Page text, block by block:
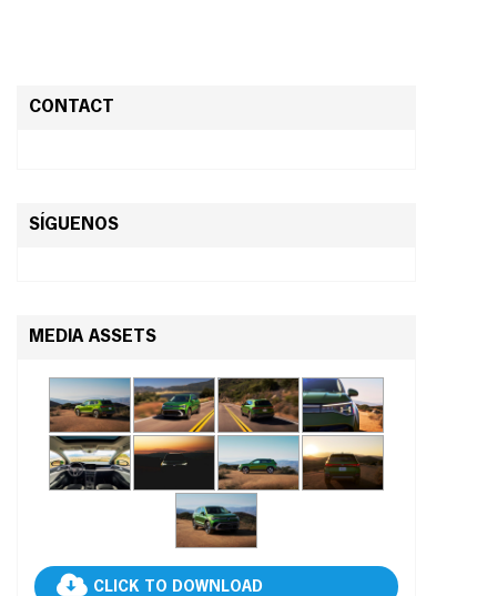
CONTACT
SÍGUENOS
MEDIA ASSETS
CLICK TO DOWNLOAD